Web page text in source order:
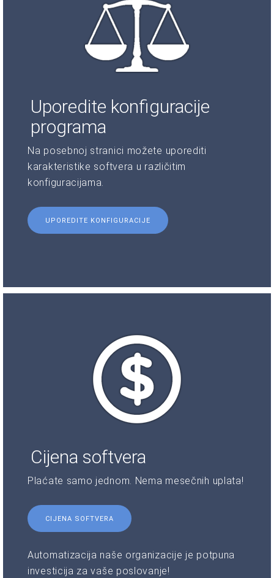
Uporedite konfiguracije
programa
Na posebnoj stranici možete uporediti
karakteristike softvera u različitim
konfiguracijama.
UPOREDITE KONFIGURACIJE
Cijena softvera
Plaćate samo jednom. Nema mesečnih uplata!
CIJENA SOFTVERA
Automatizacija naše organizacije je potpuna
investicija za vaše poslovanje!